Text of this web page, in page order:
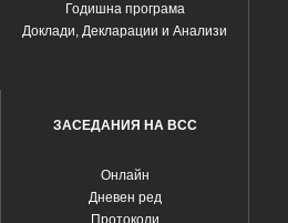
Годишна програма
Доклади, Декларации и Анализи
ЗАСЕДАНИЯ НА ВСС
Oнлайн
Дневен ред
Протоколи